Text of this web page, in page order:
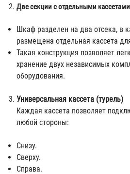
Две секции с отдельными кассетами
Шкаф разделен на два отсека, в
размещена отдельная кассета
Такая конструкция позволяет
хранение двух независимых
оборудования.
Универсальная кассета (турель)
Каждая кассета позволяет
любой стороны:
Снизу.
Сверху.
Справа.